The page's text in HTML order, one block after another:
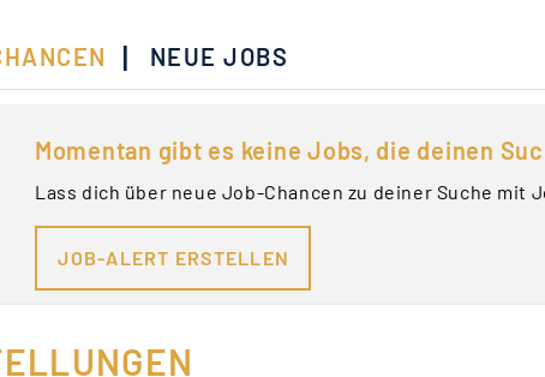
| NEUE JOBS
Momentan gibt es keine Jobs, die deinen
Lass dich über neue Job-Chancen zu deiner Suche
JOB-ALERT ERSTELLEN